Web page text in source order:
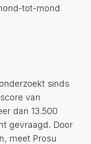
tot-mond
sinds
van
dan 13.500
gevraagd. Door
meet Prosu